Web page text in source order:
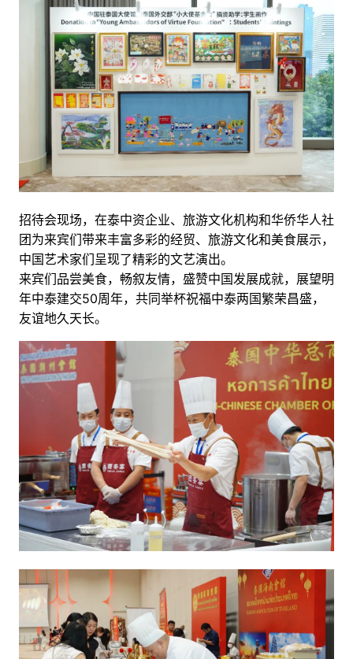
招待会现场，在泰中资企业、旅游文化机构和华侨华人社
团为来宾们带来丰富多彩的经贸、旅游文化和美食展示，
中国艺术家们呈现了精彩的文艺演出。
来宾们品尝美食，畅叙友情，盛赞中国发展成就，展望明
年中泰建交50周年，共同举杯祝福中泰两国繁荣昌盛，
友谊地久天长。